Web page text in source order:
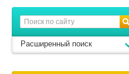
Расширенный поиск